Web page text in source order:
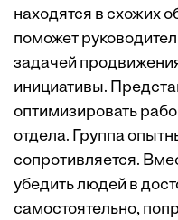
находятся в схожих
поможет
задачей
инициативы.
оптимизировать
отдела. Группа
сопротивляется.
убедить людей в
самостоятельно,